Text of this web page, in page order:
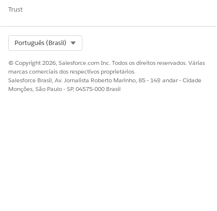
Trust
Português (Brasil)
© Copyright 2026, Salesforce.com Inc. Todos os direitos reservados. Várias
marcas comerciais dos respectivos proprietários.
Salesforce Brasil, Av. Jornalista Roberto Marinho, 85 - 14º andar - Cidade
Monções, São Paulo - SP, 04575-000 Brasil